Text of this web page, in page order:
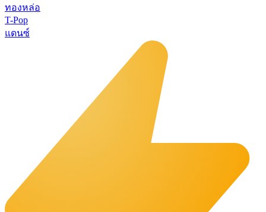
ทองหล่อ
T-Pop
แดนซ์